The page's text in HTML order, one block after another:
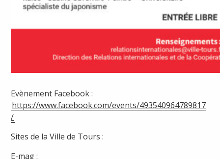
Evènement Facebook :
https://www.facebook.com/events/493540964789817
/
Sites de la Ville de Tours :
E-mag :